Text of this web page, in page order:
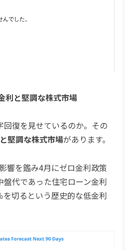
利と堅調な株式市場
回復を見せているのか。その
堅調な株式市場があります。
響を鑑み4月にゼロ金利政策
盤代であった住宅ローン金利
切るという歴史的な低金利